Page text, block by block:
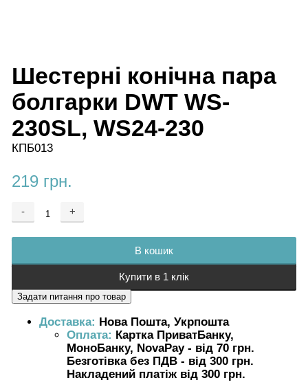
Шестерні конічна пара
болгарки DWT WS-
230SL, WS24-230
КПБ013
219 грн.
- +
В кошик
Купити в 1 клік
Доставка: Нова Пошта, Укрпошта
Оплата: Картка ПриватБанку,
МоноБанку, NovaPay - від 70 грн.
Безготівка без ПДВ - від 300 грн.
Накладений платіж від 300 грн.